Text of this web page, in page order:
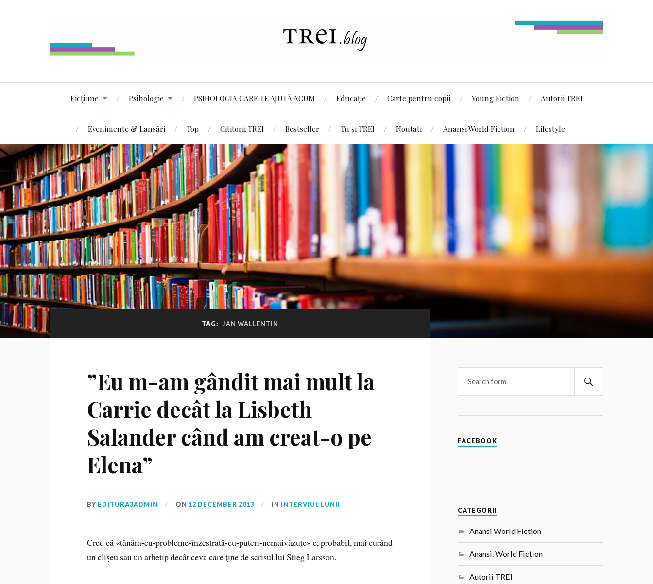
Ficțiune Psihologie PSIHOLOGIA CARE TE AJUTĂ ACUM Educație Carte pentru copii Young Fiction Autorii TREI
Evenimente & Lansări Top Cititorii TREI Bestseller Tu și TREI Noutati Anansi World Fiction Lifestyle
TAG: JAN WALLENTIN
”Eu m-am gândit mai mult la
Carrie decât la Lisbeth
Salander când am creat-o pe
Elena”
BY EDITURA3ADMIN ON 12 DECEMBER 2013 IN INTERVIUL LUNII
Cred că «tânăra-cu-probleme-înzestrată-cu-puteri-nemaivăzute» e, probabil, mai curând
un clişeu sau un arhetip decât ceva care ţine de scrisul lui Stieg Larsson.
FACEBOOK
CATEGORII
Anansi World Fiction
Anansi. World Fiction
Autorii TREI